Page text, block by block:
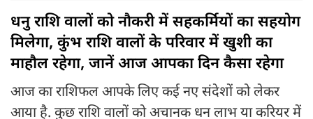
धनु राशि वालों को नौकरी में सहकर्मियों का सहयोग
मिलेगा, कुंभ राशि वालों के परिवार में खुशी का
माहौल रहेगा, जानें आज आपका दिन कैसा रहेगा
आज का राशिफल आपके लिए कई नए संदेशों को लेकर
आया है. कुछ राशि वालों को अचानक धन लाभ या करियर में